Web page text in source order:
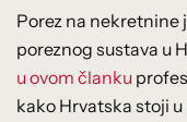
Porez na nekretnine
poreznog sustava u
u ovom članku
kako Hrvatska stoji u